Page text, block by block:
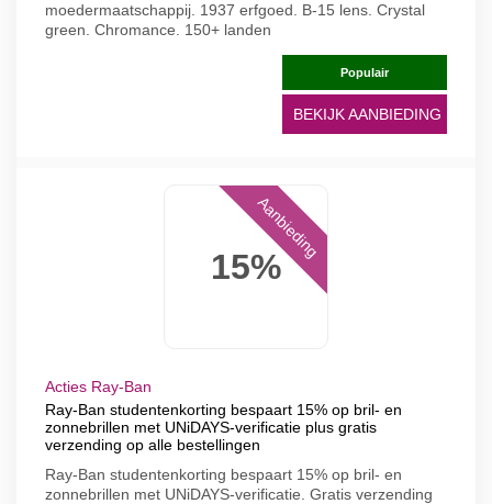
moedermaatschappij. 1937 erfgoed. B-15 lens. Crystal
green. Chromance. 150+ landen
Populair
BEKIJK AANBIEDING
15%
Aanbieding
Acties Ray-Ban
Ray-Ban studentenkorting bespaart 15% op bril- en
zonnebrillen met UNiDAYS-verificatie plus gratis
verzending op alle bestellingen
Ray-Ban studentenkorting bespaart 15% op bril- en
zonnebrillen met UNiDAYS-verificatie. Gratis verzending